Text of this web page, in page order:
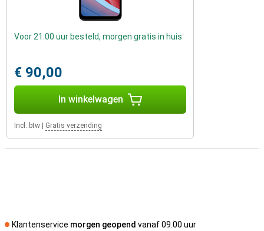
Voor 21:00 uur besteld, morgen gratis in huis
€ 90,00
In winkelwagen
Incl. btw Gratis verzending
Klantenservice morgen geopend vanaf 09.00 uur